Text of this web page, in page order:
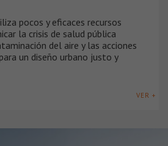
pocos y eficaces recursos
la crisis de salud pública
del aire y las acciones
un diseño urbano justo y
VER +